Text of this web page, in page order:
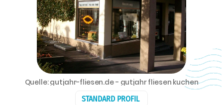
STANDARD PROFIL
Quelle: gutjahr-fliesen.de - gutjahr fliesen kuchen